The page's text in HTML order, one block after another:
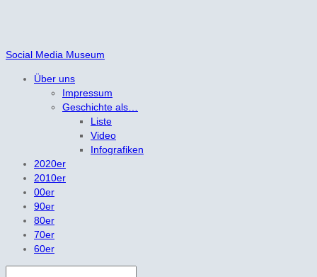
Social Media Museum
Über uns
Impressum
Geschichte als…
Liste
Video
Infografiken
2020er
2010er
00er
90er
80er
70er
60er